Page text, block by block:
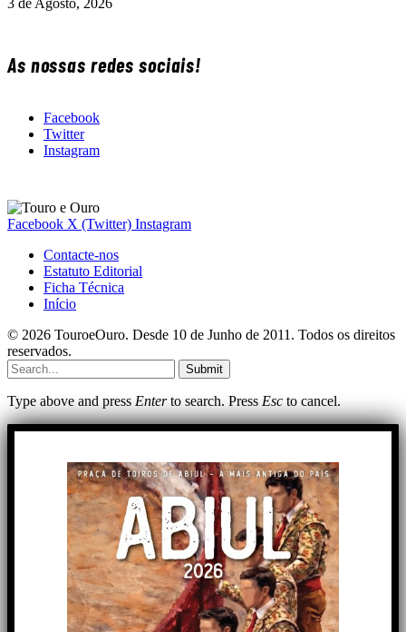
3 de Agosto, 2026
As nossas redes sociais!
Facebook
Twitter
Instagram
Facebook X (Twitter) Instagram
Contacte-nos
Estatuto Editorial
Ficha Técnica
Início
© 2026 TouroeOuro. Desde 10 de Junho de 2011. Todos os direitos
reservados.
Submit
Type above and press Enterto search. Press Esc to cancel.